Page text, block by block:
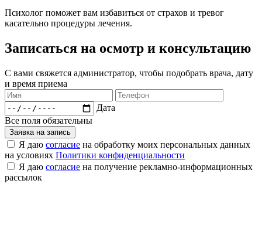
Психолог поможет вам избавиться от страхов и тревог
касательно процедуры лечения.
Записаться на осмотр и консультацию​
С вами свяжется администратор, чтобы подобрать врача, дату
и время приема​
Дата
Все поля обязательны
Заявка на запись
Я даю согласие на обработку моих персональных данных
на условиях Политики конфиденциальности
Я даю согласие на получение рекламно-информационных
рассылок